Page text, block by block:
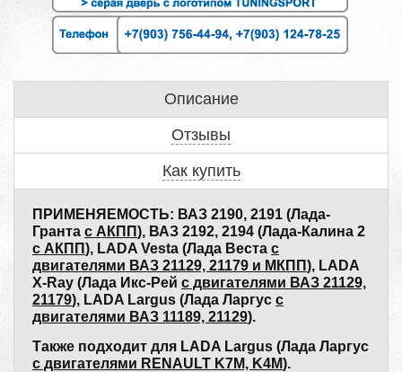
Описание
Отзывы
Как купить
ПРИМЕНЯЕМОСТЬ: ВАЗ 2190, 2191 (Лада-
Гранта с АКПП), ВАЗ 2192, 2194 (Лада-Калина 2
с АКПП), LADA Vesta (Лада Веста с
двигателями ВАЗ 21129, 21179 и МКПП), LADA
X-Ray (Лада Икс-Рей с двигателями ВАЗ 21129,
21179), LADA Largus (Лада Ларгус с
двигателями ВАЗ 11189, 21129).
Также подходит для LADA Largus (Лада Ларгус
с двигателями RENAULT K7M, K4M).